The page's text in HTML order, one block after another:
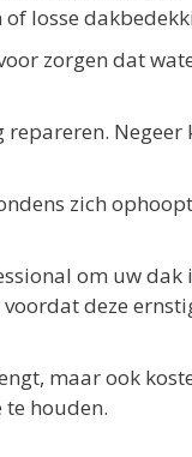
losse
zorgen dat
Negeer
zich
om uw dak
deze
maar ook
houden.